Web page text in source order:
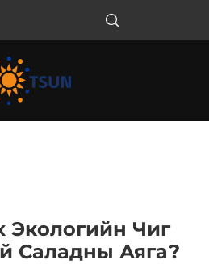
Экологийн Чиг
Саладны Аяга?